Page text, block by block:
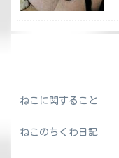
ねこに関すること
ねこのちくわ日記